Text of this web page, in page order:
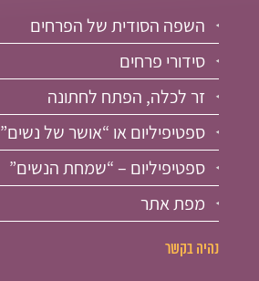
השפה הסודית של הפרחים
סידורי פרחים
זר לכלה, הפתח לחתונה
ספטיפיליום או “אושר של נשים”
ספטיפיליום – “שמחת הנשים”
מפת אתר
נהיה בקשר